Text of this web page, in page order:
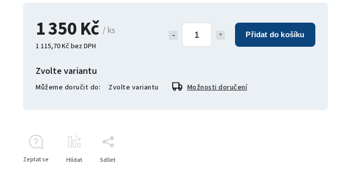
1 350 Kč/ ks
1 115,70 Kč bez DPH
Přidat do košíku
Zvolte variantu
Můžeme doručit do: Zvolte variantu Možnosti doručení
Zeptat se Hlídat Sdílet